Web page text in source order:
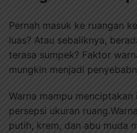
Pernah masuk ke ruangan
luas? Atau sebaliknya,
terasa sumpek? Faktor
mungkin menjadi
Warna mampu
persepsi ukuran
putih, krem, dan abu muda